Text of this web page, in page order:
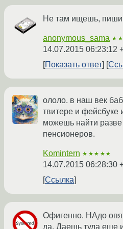
Не там ищешь, пиши
anonymous_sama
14.07.2015 06:23:12
Показать ответ
ололо. в наш век
твитере и фейсбуке
можешь найти разве
пенсионеров.
Komintern ★★★★★
14.07.2015 06:28:30
Ссылка
Офигенно. НАдо
да. Даешь туда еще